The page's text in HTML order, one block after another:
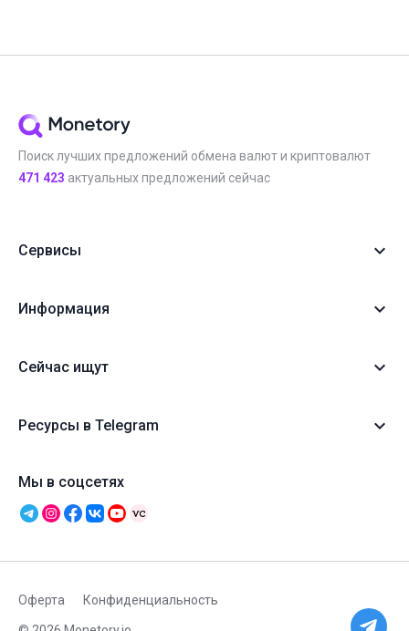
Поиск лучших предложений обмена валют и криптовалют
471 423 актуальных предложений сейчас
Сервисы
Информация
Сейчас ищут
Ресурсы в Telegram
Мы в соцсетях
Оферта Конфиденциальность